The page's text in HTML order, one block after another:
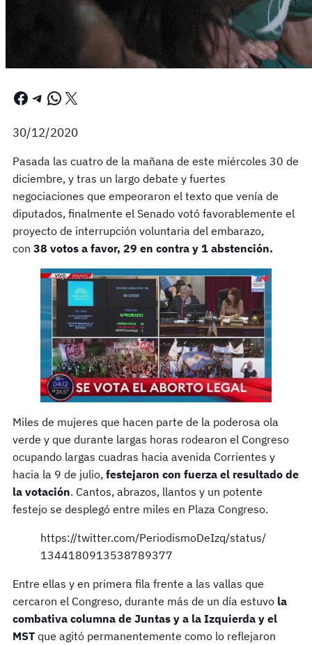
Facebook Telegram WhatsApp X
30/12/2020
Pasada las cuatro de la mañana de este miércoles 30 de
diciembre, y tras un largo debate y fuertes
negociaciones que empeoraron el texto que venía de
diputados, finalmente el Senado votó favorablemente el
proyecto de interrupción voluntaria del embarazo,
con 38 votos a favor, 29 en contra y 1 abstención.
Miles de mujeres que hacen parte de la poderosa ola
verde y que durante largas horas rodearon el Congreso
ocupando largas cuadras hacia avenida Corrientes y
hacia la 9 de julio, festejaron con fuerza el resultado de
la votación. Cantos, abrazos, llantos y un potente
festejo se desplegó entre miles en Plaza Congreso.
https://twitter.com/PeriodismoDeIzq/status/
1344180913538789377
Entre ellas y en primera fila frente a las vallas que
cercaron el Congreso, durante más de un día estuvo la
combativa columna de Juntas y a la Izquierda y el
MST que agitó permanentemente como lo reflejaron